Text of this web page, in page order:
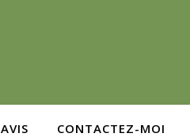
AVIS CONTACTEZ-MOI